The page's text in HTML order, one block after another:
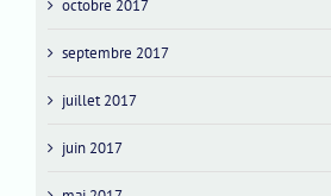
octobre 2017
septembre 2017
juillet 2017
juin 2017